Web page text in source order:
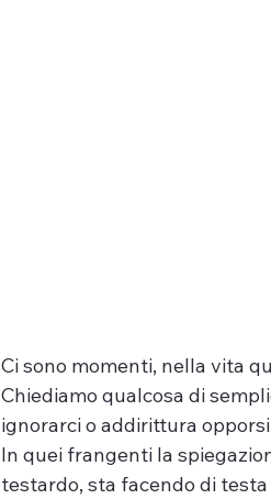
Ci sono momenti, nella vita
Chiediamo qualcosa di
ignorarci o addirittura
In quei frangenti la
testardo, sta facendo di testa